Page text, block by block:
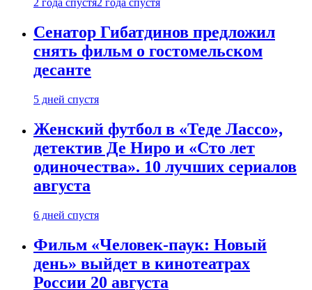
2 года спустя2 года спустя
Сенатор Гибатдинов предложил
снять фильм о гостомельском
десанте
5 дней спустя
Женский футбол в «Теде Лассо»,
детектив Де Ниро и «Сто лет
одиночества». 10 лучших сериалов
августа
6 дней спустя
Фильм «Человек-паук: Новый
день» выйдет в кинотеатрах
России 20 августа